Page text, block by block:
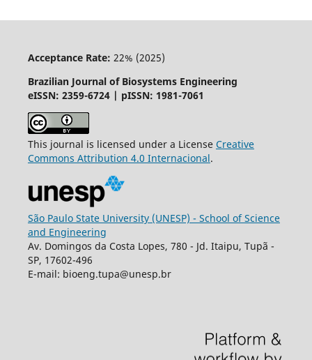
Acceptance Rate: 22% (2025)
Brazilian Journal of Biosystems Engineering
eISSN: 2359-6724 | pISSN: 1981-7061
This journal is licensed under a License Creative
Commons Attribution 4.0 Internacional.
São Paulo State University (UNESP) - School of Science
and Engineering
Av. Domingos da Costa Lopes, 780 - Jd. Itaipu, Tupã -
SP, 17602-496
E-mail: bioeng.tupa@unesp.br